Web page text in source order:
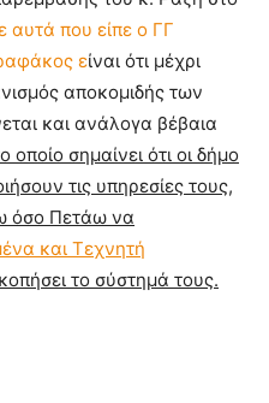
που είπε ο ΓΓ
είναι ότι μέχρι
αποκομιδής των
και ανάλογα βέβαια
οποίο σημαίνει ότι οι δήμο
τις υπηρεσίες τους,
όσο Πετάω να
και Τεχνητή
το σύστημά τους.